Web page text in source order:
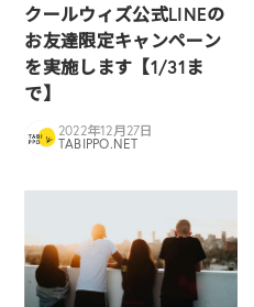
クールウィズ公式LINEの
お友達限定キャンペーン
を実施します【1/31ま
で】
2022年12月27日
TABIPPO.NET